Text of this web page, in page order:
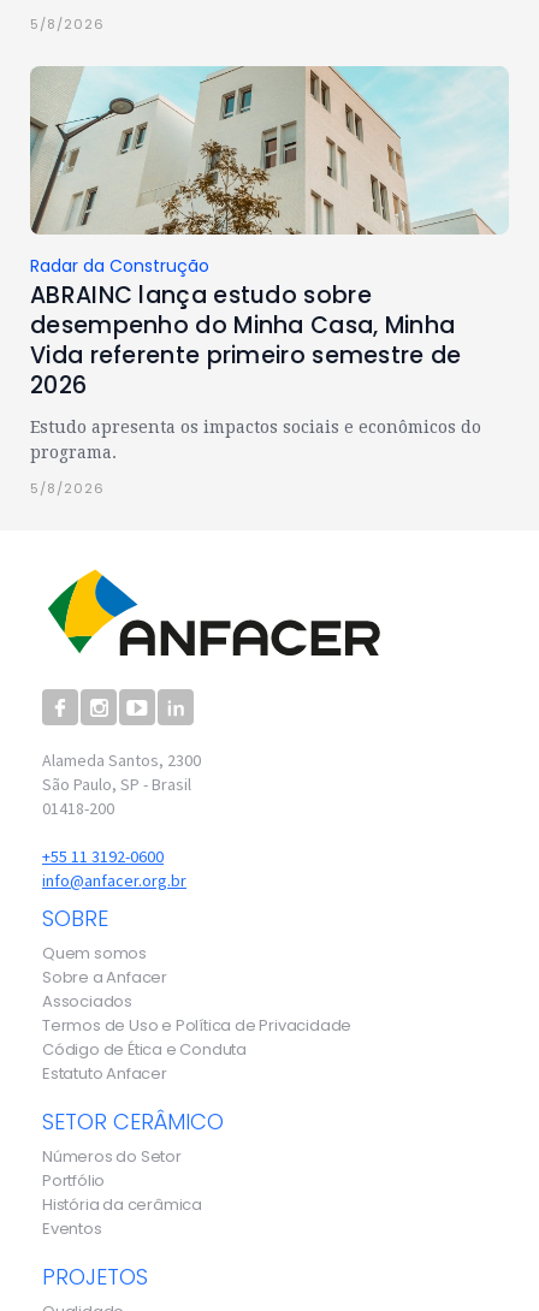
5/8/2026
Radar da Construção
ABRAINC lança estudo sobre
desempenho do Minha Casa, Minha
Vida referente primeiro semestre de
2026
Estudo apresenta os impactos sociais e econômicos do
programa.
5/8/2026
Alameda Santos, 2300
São Paulo, SP - Brasil
01418-200
+55 11 3192-0600
info@anfacer.org.br
SOBRE
Quem somos
Sobre a Anfacer
Associados
Termos de Uso e Política de Privacidade
Código de Ética e Conduta
Estatuto Anfacer
SETOR CERÂMICO
Números do Setor
Portfólio
História da cerâmica
Eventos
PROJETOS